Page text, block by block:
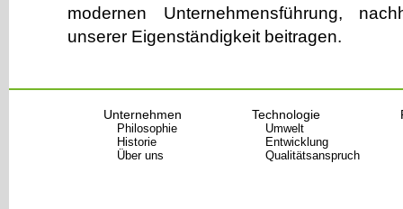
modernen Unternehmensführung,
unserer Eigenständigkeit beitragen.
Unternehmen
Philosophie
Historie
Über uns
Technologie
Umwelt
Entwicklung
Qualitätsanspruch